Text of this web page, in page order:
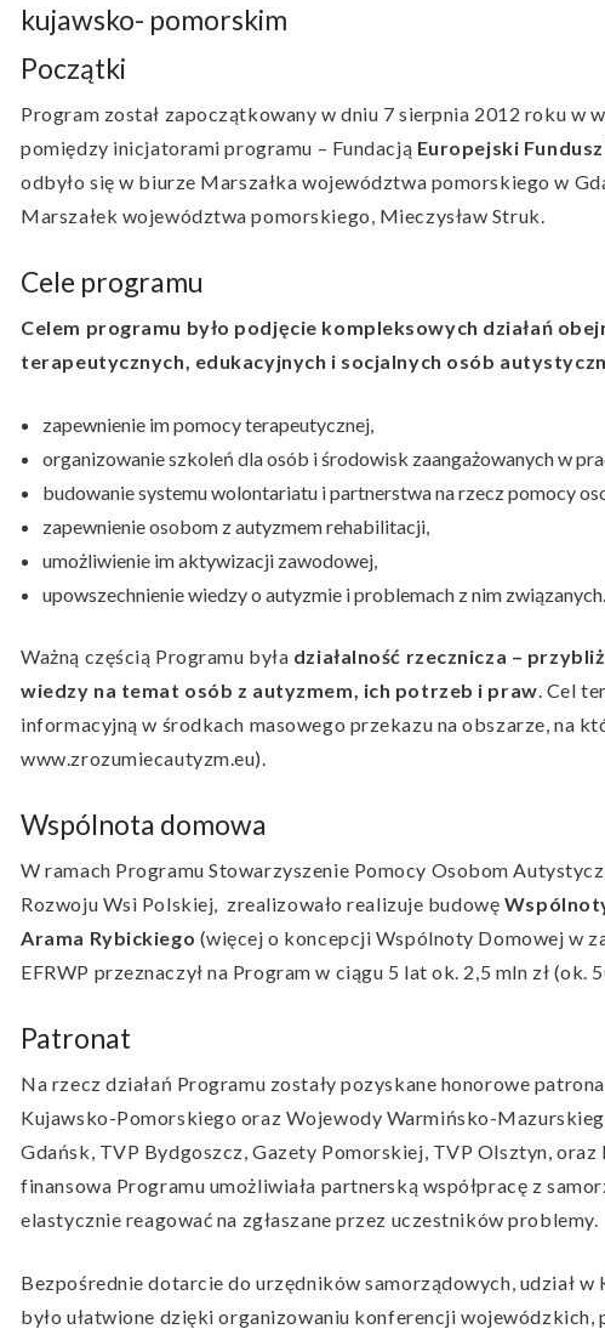
kujawsko- pomorskim
Początki
Program został zapoczątkowany w dniu 7 sierpnia 2012 roku w
pomiędzy inicjatorami programu – Fundacją Europejski
odbyło się w biurze Marszałka województwa pomorskiego w
Marszałek województwa pomorskiego, Mieczysław Struk.
Cele programu
Celem programu było podjęcie kompleksowych działań
terapeutycznych, edukacyjnych i socjalnych osób
zapewnienie im pomocy terapeutycznej,
organizowanie szkoleń dla osób i środowisk zaangażowanych w
budowanie systemu wolontariatu i partnerstwa na rzecz pomocy
zapewnienie osobom z autyzmem rehabilitacji,
umożliwienie im aktywizacji zawodowej,
upowszechnienie wiedzy o autyzmie i problemach z nim związanych.
Ważną częścią Programu była działalność rzecznicza –
wiedzy na temat osób z autyzmem, ich potrzeb i praw . Cel
informacyjną w środkach masowego przekazu na obszarze, na
www.zrozumiecautyzm.eu).
Wspólnota domowa
W ramach Programu Stowarzyszenie Pomocy Osobom
Rozwoju Wsi Polskiej, zrealizowało realizuje budowę
Arama Rybickiego (więcej o koncepcji Wspólnoty Domowej w
EFRWP przeznaczył na Program w ciągu 5 lat ok. 2,5 mln zł (ok.
Patronat
Na rzecz działań Programu zostały pozyskane honorowe
Kujawsko-Pomorskiego oraz Wojewody Warmińsko-
Gdańsk, TVP Bydgoszcz, Gazety Pomorskiej, TVP Olsztyn,
finansowa Programu umożliwiała partnerską współpracę z
elastycznie reagować na zgłaszane przez uczestników problemy.
Bezpośrednie dotarcie do urzędników samorządowych, udział
było ułatwione dzięki organizowaniu konferencji wojewódzkich,